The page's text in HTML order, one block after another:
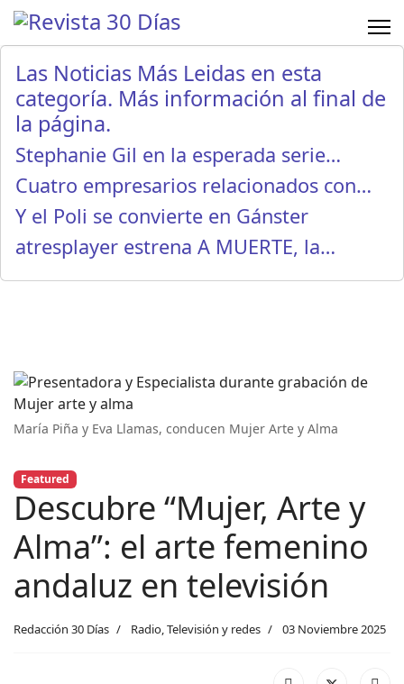
Las Noticias Más Leidas en esta
categoría. Más información al final de
la página.
Stephanie Gil en la esperada serie…
Cuatro empresarios relacionados con…
Y el Poli se convierte en Gánster
atresplayer estrena A MUERTE, la…
María Piña y Eva Llamas, conducen Mujer Arte y Alma
Featured
Descubre “Mujer, Arte y
Alma”: el arte femenino
andaluz en televisión
Redacción 30 Días Radio, Televisión y redes 03 Noviembre 2025